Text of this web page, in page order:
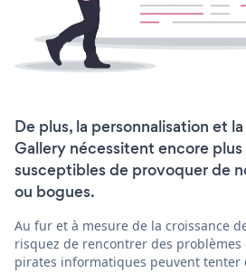
De plus, la personnalisation et
Gallery nécessitent encore
susceptibles de provoquer de
ou bogues.
Au fur et à mesure de la croissance
risquez de rencontrer des problèmes
pirates informatiques peuvent tenter